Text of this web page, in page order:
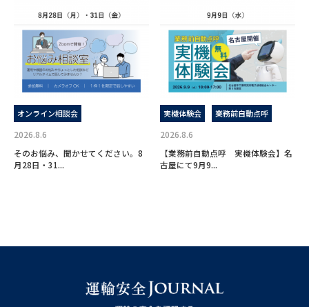
オンライン相談会
2026.8.6
そのお悩み、聞かせてください。8
月28日・31...
実機体験会 業務前自動点呼
2026.8.6
【業務前自動点呼 実機体験会】名
古屋にて9月9...